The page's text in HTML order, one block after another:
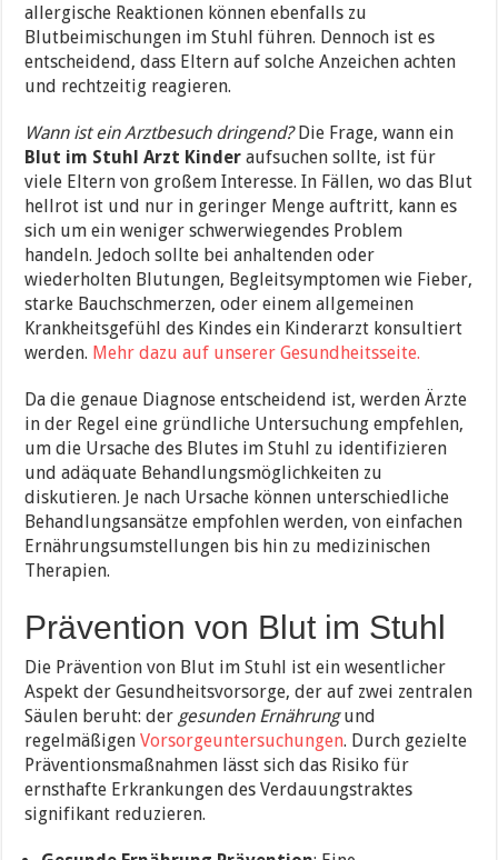
allergische Reaktionen können ebenfalls zu
Blutbeimischungen im Stuhl führen. Dennoch ist es
entscheidend, dass Eltern auf solche Anzeichen achten
und rechtzeitig reagieren.
Wann ist ein Arztbesuch dringend?Die Frage, wann ein
Blut im Stuhl Arzt Kinder aufsuchen sollte, ist für
viele Eltern von großem Interesse. In Fällen, wo das Blut
hellrot ist und nur in geringer Menge auftritt, kann es
sich um ein weniger schwerwiegendes Problem
handeln. Jedoch sollte bei anhaltenden oder
wiederholten Blutungen, Begleitsymptomen wie Fieber,
starke Bauchschmerzen, oder einem allgemeinen
Krankheitsgefühl des Kindes ein Kinderarzt konsultiert
werden. Mehr dazu auf unserer Gesundheitsseite.
Da die genaue Diagnose entscheidend ist, werden Ärzte
in der Regel eine gründliche Untersuchung empfehlen,
um die Ursache des Blutes im Stuhl zu identifizieren
und adäquate Behandlungsmöglichkeiten zu
diskutieren. Je nach Ursache können unterschiedliche
Behandlungsansätze empfohlen werden, von einfachen
Ernährungsumstellungen bis hin zu medizinischen
Therapien.
Prävention von Blut im Stuhl
Die Prävention von Blut im Stuhl ist ein wesentlicher
Aspekt der Gesundheitsvorsorge, der auf zwei zentralen
Säulen beruht: der gesunden Ernährungund
regelmäßigenVorsorgeuntersuchungen. Durch gezielte
Präventionsmaßnahmen lässt sich das Risiko für
ernsthafte Erkrankungen des Verdauungstraktes
signifikant reduzieren.